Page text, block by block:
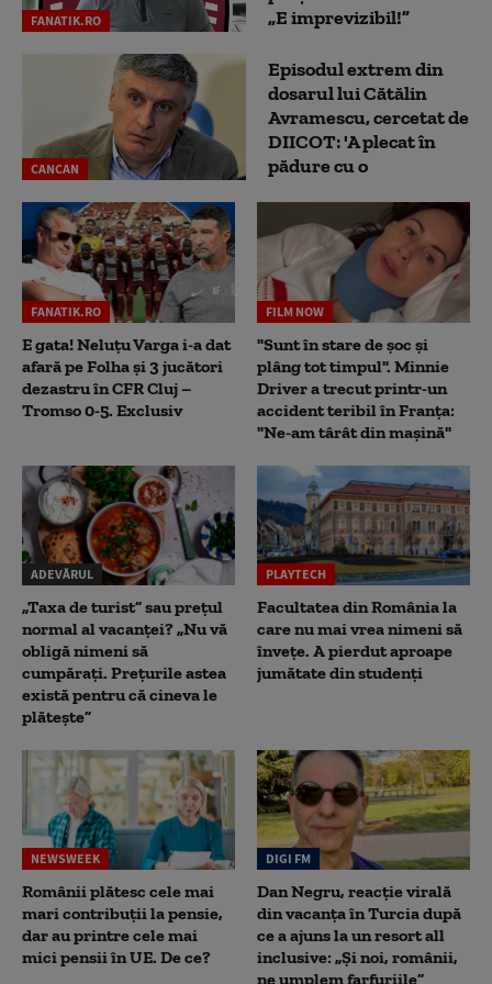
FANATIK.RO
„E imprevizibil!”
CANCAN
Episodul extrem din
dosarul lui Cătălin
Avramescu, cercetat de
DIICOT: 'A plecat în
pădure cu o
FANATIK.RO
E gata! Neluțu Varga i-a dat
afară pe Folha și 3 jucători
dezastru în CFR Cluj –
Tromso 0-5. Exclusiv
FILM NOW
"Sunt în stare de șoc și
plâng tot timpul". Minnie
Driver a trecut printr-un
accident teribil în Franța:
"Ne-am târât din mașină"
ADEVĂRUL
„Taxa de turist” sau prețul
normal al vacanței? „Nu vă
obligă nimeni să
cumpărați. Prețurile astea
există pentru că cineva le
plătește”
PLAYTECH
Facultatea din România la
care nu mai vrea nimeni să
înveţe. A pierdut aproape
jumătate din studenţi
NEWSWEEK
Românii plătesc cele mai
mari contribuții la pensie,
dar au printre cele mai
mici pensii în UE. De ce?
DIGI FM
Dan Negru, reacție virală
din vacanța în Turcia după
ce a ajuns la un resort all
inclusive: „Și noi, românii,
ne umplem farfuriile”